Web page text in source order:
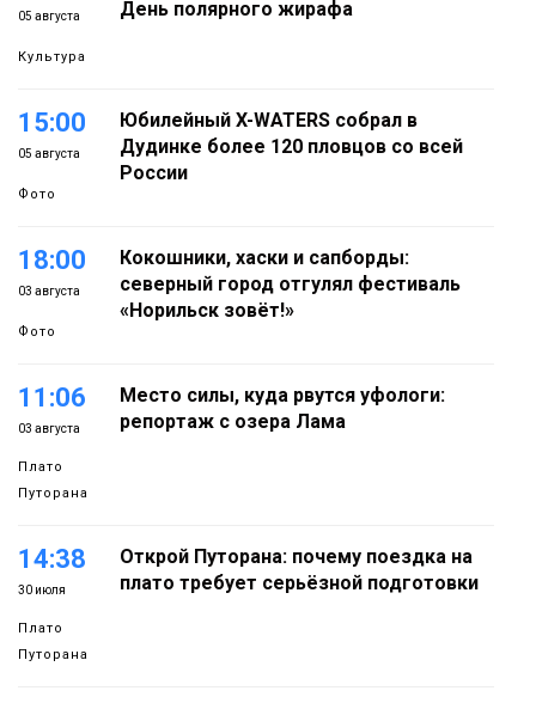
05 августа
Культура
День полярного жирафа
15:00
05 августа
Фото
Юбилейный X-WATERS собрал в
Дудинке более 120 пловцов со всей
России
18:00
03 августа
Фото
Кокошники, хаски и сапборды:
северный город отгулял фестиваль
«Норильск зовёт!»
11:06
03 августа
Плато
Путорана
Место силы, куда рвутся уфологи:
репортаж с озера Лама
14:38
30 июля
Плато
Путорана
Открой Путорана: почему поездка на
плато требует серьёзной подготовки